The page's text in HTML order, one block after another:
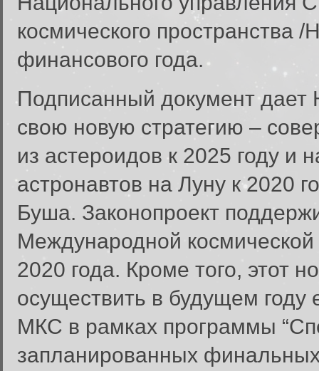
космического пространства
финансового года.
Подписанный документ
свою новую стратегию –
из астероидов к 2025 году и
астронавтов на Луну к 2020
Буша. Законопроект
Международной
2020 года. Кроме того, этот
осуществить в будущем
МКС в рамках программы
запланированных